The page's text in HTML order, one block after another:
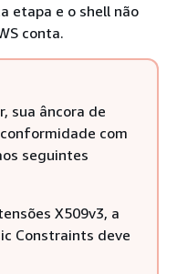
etapa e o shell não
conta.
sua âncora de
com
seguintes
X509v3, a
Constraints deve